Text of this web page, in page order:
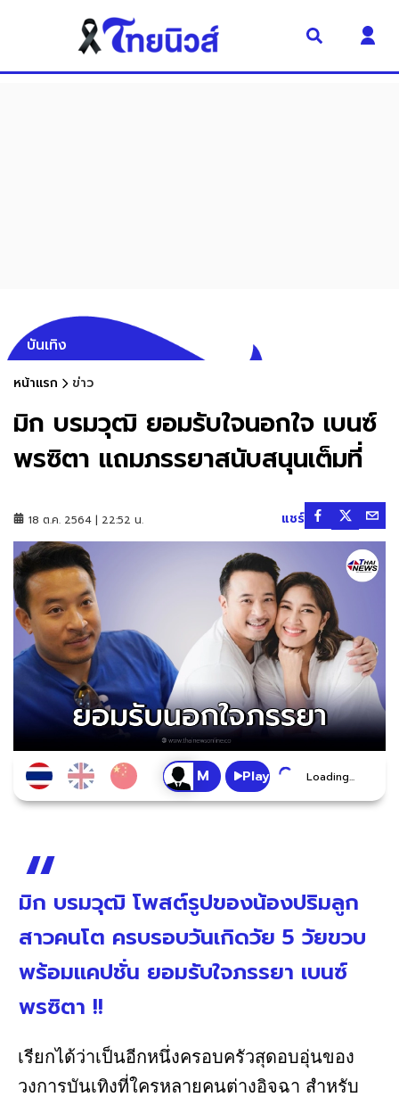
บันเทิง
หน้าแรก ข่าว
มิก บรมวุฒิ ยอมรับใจนอกใจ เบนซ์
พรซิตา แถมภรรยาสนับสนุนเต็มที่
18 ต.ค. 2564 | 22:52 น. แชร์
Play Loading...
มิก บรมวุฒิ โพสต์รูปของน้องปริมลูก
สาวคนโต ครบรอบวันเกิดวัย 5 วัยขวบ
พร้อมแคปชั่น ยอมรับใจภรรยา เบนซ์
พรซิตา !!
เรียกได้ว่าเป็นอีกหนึ่งครอบครัวสุดอบอุ่นของ
วงการบันเทิงที่ใครหลายคนต่างอิจฉา สำหรับ